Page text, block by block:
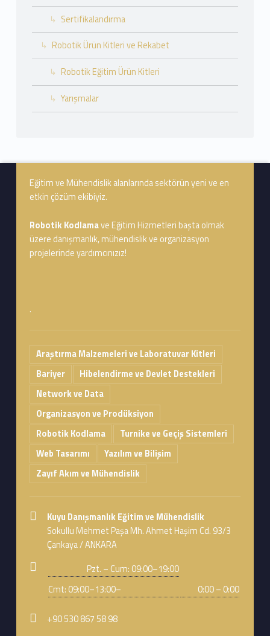
Sertifikalandırma
Robotik Ürün Kitleri ve Rekabet
Robotik Eğitim Ürün Kitleri
Yarışmalar
Footer info sidebar
Eğitim ve Mühendislik alanlarında sektörün yeni ve en
etkin çözüm ekibiyiz.
Robotik Kodlamave Eğitim Hizmetleri başta olmak
üzere danışmanlık, mühendislik ve organizasyon
projelerinde yardımcınızız!
.
Araştırma Malzemeleri ve Laboratuvar Kitleri
Bariyer
Hibelendirme ve Devlet Destekleri
Network ve Data
Organizasyon ve Prodüksiyon
Robotik Kodlama
Turnike ve Geçiş Sistemleri
Web Tasarımı
Yazılım ve Bilişim
Zayıf Akım ve Mühendislik
Address:
Kuyu Danışmanlık Eğitim ve Mühendislik
Sokullu Mehmet Paşa Mh. Ahmet Haşim Cd. 93/3
Çankaya / ANKARA
Pzt. – Cum: 09:00–19:00
Cmt: 09:00–13:00–
0:00 – 0:00
Phone number:
+90 530 867 58 98